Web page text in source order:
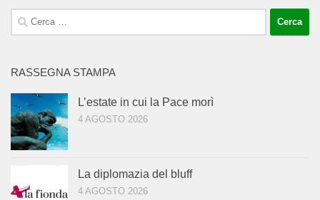
Ricerca
per:
RASSEGNA STAMPA
L’estate in cui la Pace morì
4 AGOSTO 2026
La diplomazia del bluff
4 AGOSTO 2026